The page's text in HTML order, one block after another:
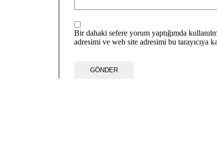
Bir dahaki sefere yorum yaptığımda
adresimi ve web site adresimi bu tarayıcıya